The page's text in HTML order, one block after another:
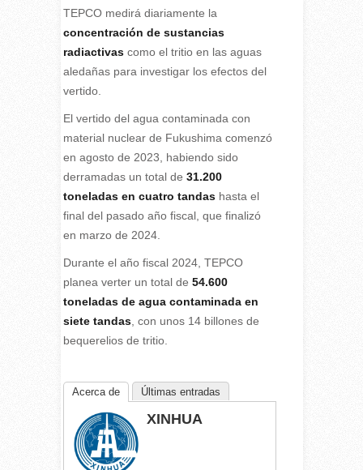
TEPCO medirá diariamente la
concentración de sustancias
radiactivascomo el tritio en las aguas
aledañas para investigar los efectos del
vertido.
El vertido del agua contaminada con
material nuclear de Fukushima comenzó
en agosto de 2023, habiendo sido
derramadas un total de 31.200
toneladas en cuatro tandashasta el
final del pasado año fiscal, que finalizó
en marzo de 2024.
Durante el año fiscal 2024, TEPCO
planea verter un total de 54.600
toneladas de agua contaminada en
siete tandas, con unos 14 billones de
bequerelios de tritio.
Acerca de Últimas entradas
XINHUA